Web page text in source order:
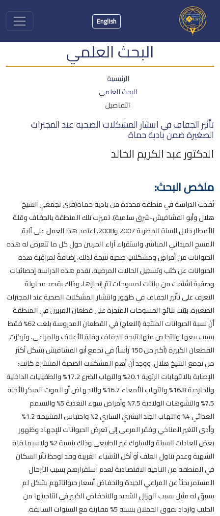
English
البحث العلمي
الرئيسية
البحث العلمي
التفاصيل
تأثير الجفاف في انتشار المشكلات الصحية عند المجترات
الصغيرة ضمن بادية حماة
الدكتور عبد الكريم الخالد
ملخص البحث:
نُفذت الدراسة في منطقة محددة من بادية حماة(قرى تجمعي الشيخ
هلال وأبو الفشافيش-شرق سلمية). تميزت تلك المنطقة بالجفاف وقلة
الأمطار خلال السنة المطرية 2007 و2008. اعتمد هذا العمل على آلية
المسح الميداني المباشر، واستقراء آراء المربين حول كل ما تتعرض له هذه
الحيوانات من أمراضٍ ومشكلاتٍ صحية نتيجة لذلك، إضافةً لمراقبة هذه
الحيوانات عن كثب وتسجيل الحالات المرضية. تقدم هذه الدراسة إحصائيات
وصفية اشتقت من بيانات لمسوحات تمّ إنجازها، وذلك بقصد محاولة
التعرف على تأثير الجفاف في ظهور وانتشار المشكلات الصحية عند المجترات
الصغيرة. بيًنت نتائج المسوحات المنجزة على قطعان المربين في المنطقة
أنَ نسبة الحيوانات المنتجة (النعاج) في القطعان المدروسة بلغت 62% فقط
بسبب بيعها والتخلص منها نتيجة الجفاف وقلة الأعلاف والمراعي. وتركزت
القطعان الكبيرة (أكبر من 150 رأساً) في تجمع أبو الفشافيش بشكل أكثر
من تجمع الشيخ هلال. ووجد أن أهم المشكلات الصحية المنتشرة كانت:
الإصابة بالالتهابات الرئوية 20.1% والتهاب الضرع 17.2% والطفيليات الداخلية
والخارجية 16.8% والتهاب الأمعاء 16.7% والاجهاض أو الموت المبكر للأجنة
7.5% والتشوهات الولادية 7.5% وأمراض سوء التغذية 5% والتسمم
الغذائي 4% والتهاب الجلد البشري الساري 2% واحتباس المشيمة 1.2%
وأدى التغير المناخي وفقر المرعى إلى تعرض الحيوانات للإجهاد وظهور
بعض العادات السيئة والسلوك غير الطبيعي وذلك بنسبة 2% ولاسيما قلة
الشهية وعدم تناول العلف أو أكل الأشياء الغريبة وقد لوحظ تأثر السكان
في المنطقة من الناحية الاقتصادية لعدم استقرارهم بسبب الترحال
المستمر بحثاً عن المراعي الجيدة وانخفاض أسعار حيواناتهم بشكل لم
يسبق له مثيل بسبب الهزال الشديد والانخفاض الكبير في انتاجيتها من
الحليب وازداد نفوق الحملان بنسبة 5% مقارنة مع السنوات السابقة.